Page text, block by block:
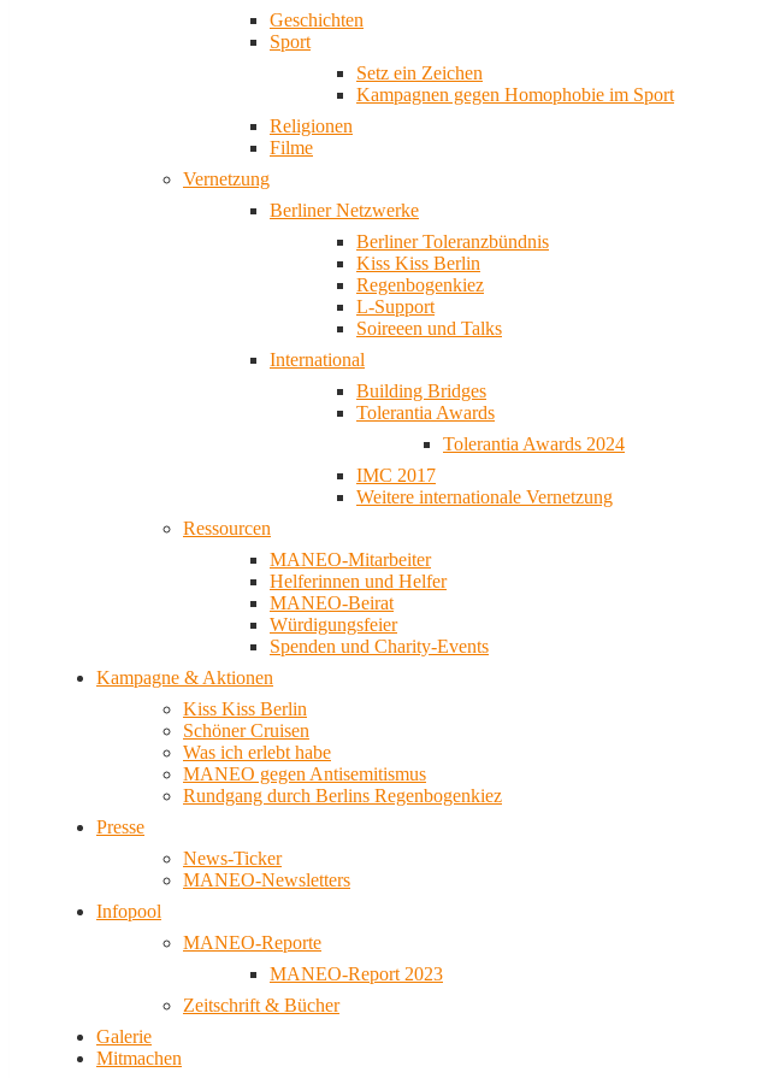
Geschichten
Sport
Setz ein Zeichen
Kampagnen gegen Homophobie im Sport
Religionen
Filme
Vernetzung
Berliner Netzwerke
Berliner Toleranzbündnis
Kiss Kiss Berlin
Regenbogenkiez
L-Support
Soireeen und Talks
International
Building Bridges
Tolerantia Awards
Tolerantia Awards 2024
IMC 2017
Weitere internationale Vernetzung
Ressourcen
MANEO-Mitarbeiter
Helferinnen und Helfer
MANEO-Beirat
Würdigungsfeier
Spenden und Charity-Events
Kampagne & Aktionen
Kiss Kiss Berlin
Schöner Cruisen
Was ich erlebt habe
MANEO gegen Antisemitismus
Rundgang durch Berlins Regenbogenkiez
Presse
News-Ticker
MANEO-Newsletters
Infopool
MANEO-Reporte
MANEO-Report 2023
Zeitschrift & Bücher
Galerie
Mitmachen